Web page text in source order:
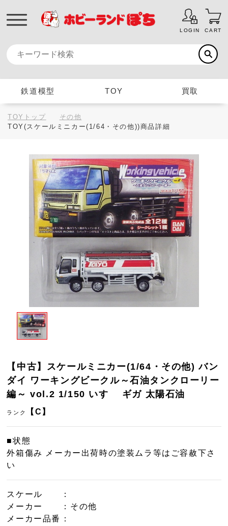
LOGIN CART
鉄道模型 TOY 買取
TOYトップ
その他
TOY(スケールミニカー(1/64・その他))商品詳細
【中古】スケールミニカー(1/64・その他) バン
ダイ ワーキングビークル～石油タンクローリー
編～ vol.2 1/150 いすゞ ギガ 太陽石油
ランク 【C】
■状態
外箱傷み メーカー出荷時の塗装ムラ等はご容赦下さ
い
スケール
：
メーカー
：その他
メーカー品番
：